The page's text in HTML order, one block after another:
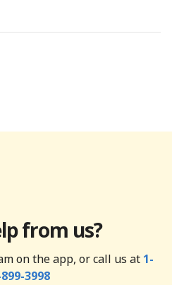
from us?
on the app, or call us at 1-
3998